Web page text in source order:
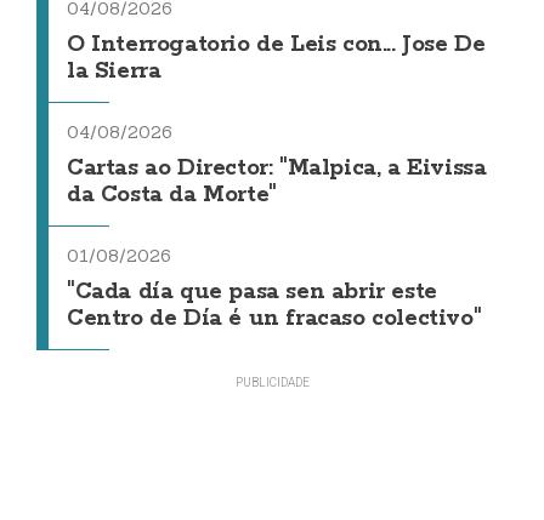
04/08/2026
O Interrogatorio de Leis con... Jose De
la Sierra
04/08/2026
Cartas ao Director: "Malpica, a Eivissa
da Costa da Morte"
01/08/2026
"Cada día que pasa sen abrir este
Centro de Día é un fracaso colectivo"